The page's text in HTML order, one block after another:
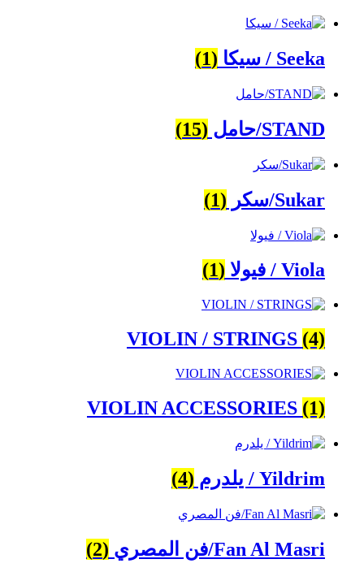
Seeka / سيكا (1)
STAND/حامل (15)
Sukar/سكر (1)
Viola / فيولا (1)
VIOLIN / STRINGS (4)
VIOLIN ACCESSORIES (1)
Yildrim / يلدرم (4)
Fan Al Masri/فن المصري (2)